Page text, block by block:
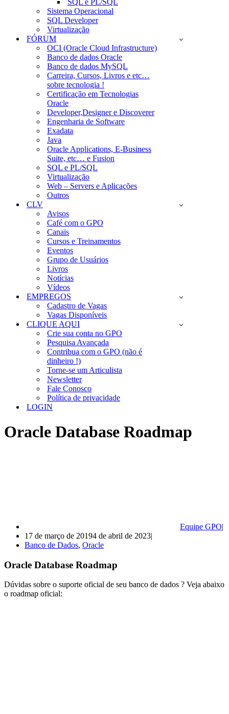
SQL e PL/SQL
Sistema Operacional
SQL Developer
Virtualização
FÓRUM
OCI (Oracle Cloud Infrastructure)
Banco de dados Oracle
Banco de dados MySQL
Carreira, Cursos, Livros e etc…
sobre tecnologia !
Certificação em Tecnologias
Oracle
Developer,Designer e Discoverer
Engenharia de Software
Exadata
Java
Oracle Applications, E-Business
Suite, etc… e Fusion
SQL e PL/SQL
Virtualização
Web – Servers e Aplicações
Outros
CLV
Avisos
Café com o GPO
Canais
Cursos e Treinamentos
Eventos
Grupo de Usuários
Livros
Notícias
Vídeos
EMPREGOS
Cadastro de Vagas
Vagas Disponíveis
CLIQUE AQUI
Crie sua conta no GPO
Pesquisa Avançada
Contribua com o GPO (não é
dinheiro !)
Torne-se um Articulista
Newsletter
Fale Conosco
Política de privacidade
LOGIN
Oracle Database Roadmap
Equipe GPO
17 de março de 20194 de abril de 2023
Banco de Dados, Oracle
Oracle Database Roadmap
Dúvidas sobre o suporte oficial de seu banco de dados ? Veja abaixo
o roadmap oficial: